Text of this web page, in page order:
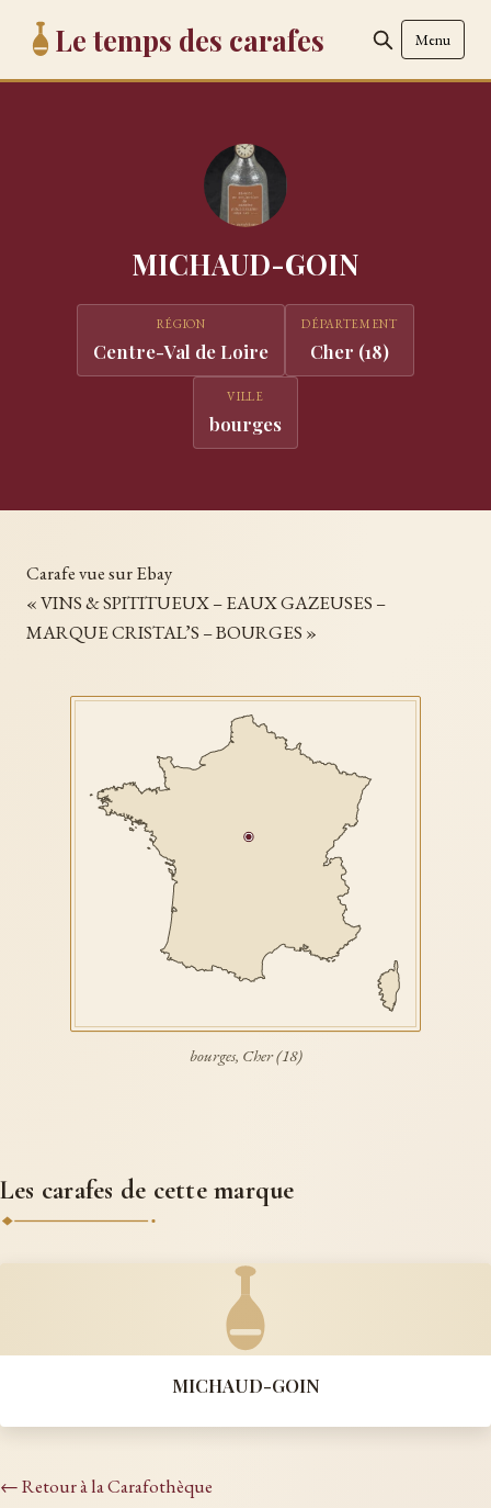
Le temps des carafes Menu
MICHAUD-GOIN
RÉGION
Centre-Val de Loire
DÉPARTEMENT
Cher (18)
VILLE
bourges
Carafe vue sur Ebay
« VINS & SPITITUEUX – EAUX GAZEUSES –
MARQUE CRISTAL’S – BOURGES »
bourges, Cher (18)
Les carafes de cette marque
MICHAUD-GOIN
← Retour à la Carafothèque